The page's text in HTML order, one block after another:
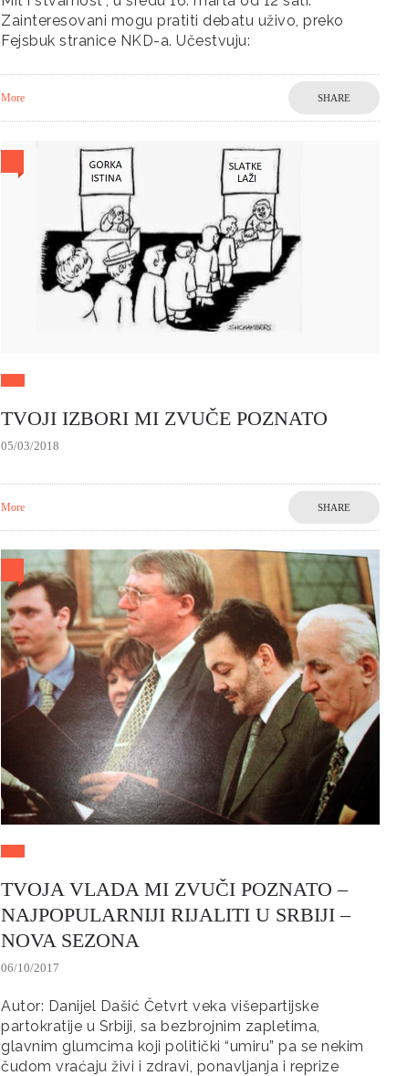
Zainteresovani mogu pratiti debatu uživo, preko
Fejsbuk stranice NKD-a. Učestvuju:
More SHARE
TVOJI IZBORI MI ZVUČE POZNATO
05/03/2018
More SHARE
TVOJA VLADA MI ZVUČI POZNATO –
NAJPOPULARNIJI RIJALITI U SRBIJI –
NOVA SEZONA
06/10/2017
Autor: Danijel Dašić Četvrt veka višepartijske
partokratije u Srbiji, sa bezbrojnim zapletima,
glavnim glumcima koji politički “umiru” pa se nekim
čudom vraćaju živi i zdravi, ponavljanja i reprize